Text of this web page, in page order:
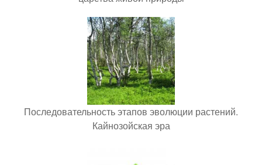
Последовательность этапов эволюции растений.
Кайнозойская эра